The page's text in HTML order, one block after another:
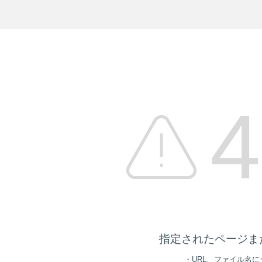
指定されたページ
・URL、ファイル名